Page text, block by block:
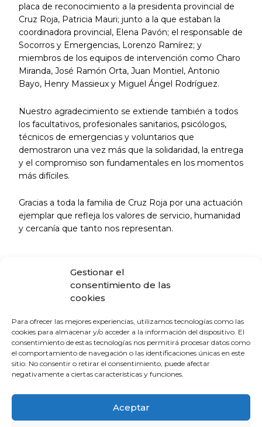
Gestionar el
consentimiento de las
cookies
Para ofrecer las mejores experiencias, utilizamos tecnologías como las
cookies para almacenar y/o acceder a la información del dispositivo. El
consentimiento de estas tecnologías nos permitirá procesar datos como
el comportamiento de navegación o las identificaciones únicas en este
sitio. No consentir o retirar el consentimiento, puede afectar
negativamente a ciertas características y funciones.
Aceptar
placa de reconocimiento a la presidenta provincial de
Cruz Roja, Patricia Mauri; junto a la que estaban la
coordinadora provincial, Elena Pavón; el responsable de
Socorros y Emergencias, Lorenzo Ramírez; y
miembros de los equipos de intervención como Charo
Miranda, José Ramón Orta, Juan Montiel, Antonio
Bayo, Henry Massieux y Miguel Ángel Rodríguez.
Nuestro agradecimiento se extiende también a todos
los facultativos, profesionales sanitarios, psicólogos,
técnicos de emergencias y voluntarios que
demostraron una vez más que la solidaridad, la entrega
y el compromiso son fundamentales en los momentos
más difíciles.
Gracias a toda la familia de Cruz Roja por una actuación
ejemplar que refleja los valores de servicio, humanidad
y cercanía que tanto nos representan.
La Escuela de Verano Sénior cierra su
programación con una charla sobre
sexualidad y suelo pélvico en las
personas mayores
El Colegio de Médicos de Huelva y
Fundación Madre Coraje unen fuerzas
para promover una sociedad más